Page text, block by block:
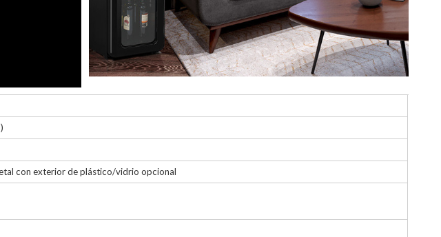
con exterior de plástico/vidrio opcional